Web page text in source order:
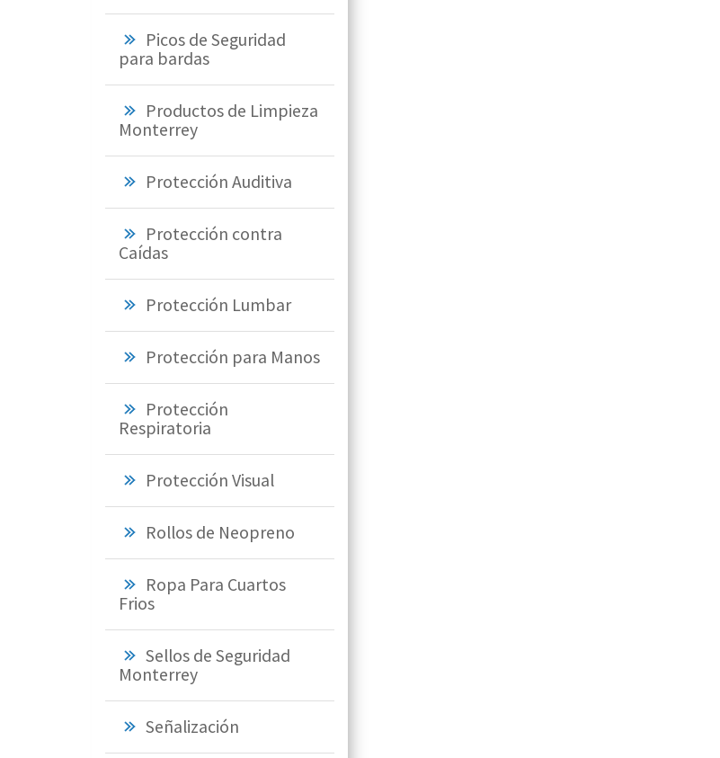
Picos de Seguridad
para bardas
Productos de Limpieza
Monterrey
Protección Auditiva
Protección contra
Caídas
Protección Lumbar
Protección para Manos
Protección
Respiratoria
Protección Visual
Rollos de Neopreno
Ropa Para Cuartos
Frios
Sellos de Seguridad
Monterrey
Señalización